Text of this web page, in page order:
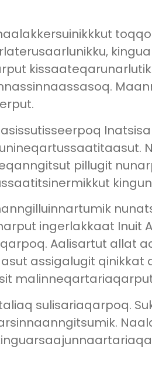
pillugit
ingerlakkaat Inuit
Aalisartut allat
assigalugit
sulisariaqarpoq.